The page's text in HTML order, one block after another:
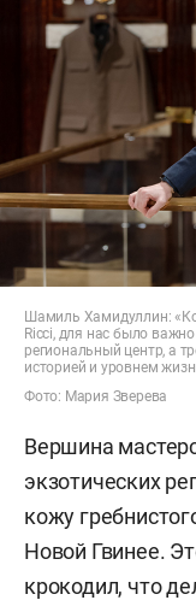
Шамиль Хамидуллин:
Ricci, для нас было
региональный центр, а
историей и уровнем
Фото: Мария Зверева
Вершина
экзотических
кожу
Новой Гвинее.
крокодил, что